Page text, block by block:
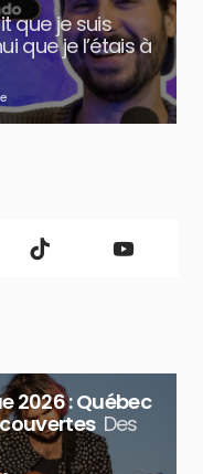
que je suis
que je l’étais à
2026 : Québec
Des